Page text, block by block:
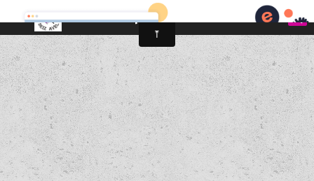
Seiz Avel Trappes-en-Yvelines